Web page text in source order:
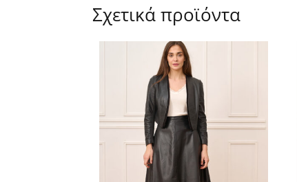
Σχετικά προϊόντα